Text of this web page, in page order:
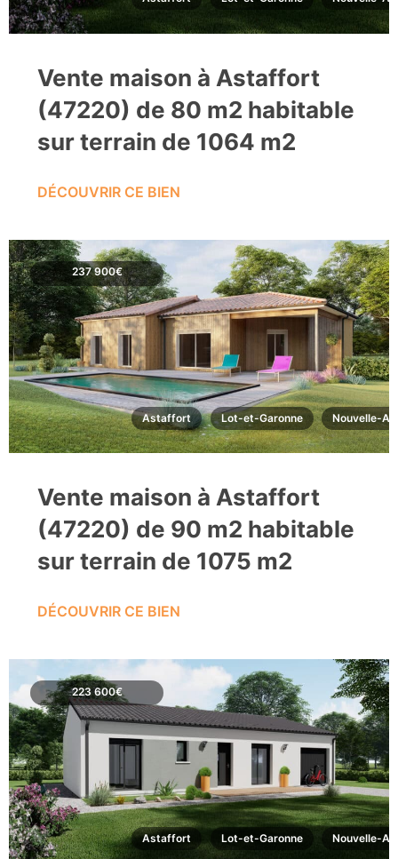
Vente maison à Astaffort
(47220) de 80 m2 habitable
sur terrain de 1064 m2
DÉCOUVRIR CE BIEN
237 900€
Astaffort Lot-et-Garonne Nouvelle-
Vente maison à Astaffort
(47220) de 90 m2 habitable
sur terrain de 1075 m2
DÉCOUVRIR CE BIEN
223 600€
Astaffort Lot-et-Garonne Nouvelle-